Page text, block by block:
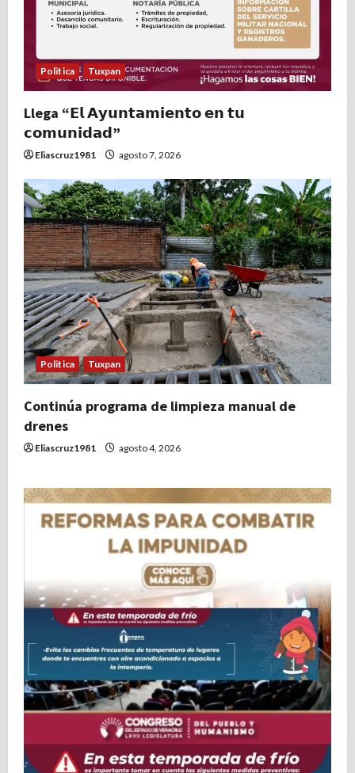
Politica Tuxpan
Llega “𝗘𝗹 𝗔𝘆𝘂𝗻𝘁𝗮𝗺𝗶𝗲𝗻𝘁𝗼 𝗲𝗻 𝘁𝘂
𝗰𝗼𝗺𝘂𝗻𝗶𝗱𝗮𝗱”
Eliascruz1981 agosto 7, 2026
Politica Tuxpan
Continúa programa de limpieza manual de
drenes
Eliascruz1981 agosto 4, 2026